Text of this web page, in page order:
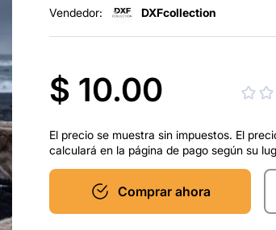
Vendedor: DXFcollection
$ 10.00
El precio se muestra sin impuestos. El
calculará en la página de pago según su
Comprar ahora